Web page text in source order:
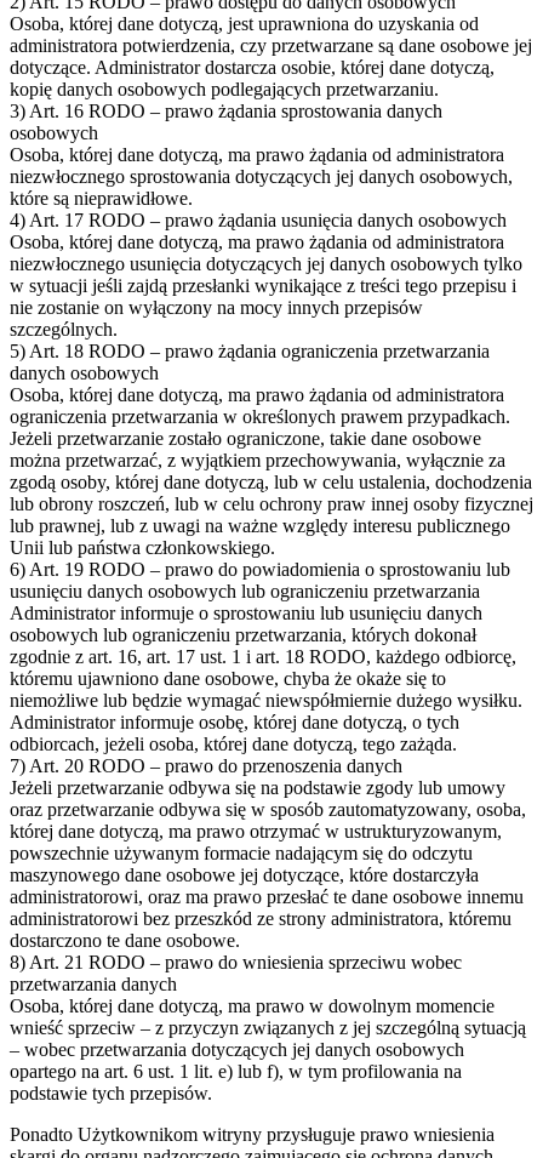
Osoba, której dane dotyczą, jest uprawniona do uzyskania od
administratora potwierdzenia, czy przetwarzane są dane osobowe jej
dotyczące. Administrator dostarcza osobie, której dane dotyczą,
kopię danych osobowych podlegających przetwarzaniu.
3) Art. 16 RODO – prawo żądania sprostowania danych
osobowych
Osoba, której dane dotyczą, ma prawo żądania od administratora
niezwłocznego sprostowania dotyczących jej danych osobowych,
które są nieprawidłowe.
4) Art. 17 RODO – prawo żądania usunięcia danych osobowych
Osoba, której dane dotyczą, ma prawo żądania od administratora
niezwłocznego usunięcia dotyczących jej danych osobowych tylko
w sytuacji jeśli zajdą przesłanki wynikające z treści tego przepisu i
nie zostanie on wyłączony na mocy innych przepisów
szczególnych.
5) Art. 18 RODO – prawo żądania ograniczenia przetwarzania
danych osobowych
Osoba, której dane dotyczą, ma prawo żądania od administratora
ograniczenia przetwarzania w określonych prawem przypadkach.
Jeżeli przetwarzanie zostało ograniczone, takie dane osobowe
można przetwarzać, z wyjątkiem przechowywania, wyłącznie za
zgodą osoby, której dane dotyczą, lub w celu ustalenia, dochodzenia
lub obrony roszczeń, lub w celu ochrony praw innej osoby fizycznej
lub prawnej, lub z uwagi na ważne względy interesu publicznego
Unii lub państwa członkowskiego.
6) Art. 19 RODO – prawo do powiadomienia o sprostowaniu lub
usunięciu danych osobowych lub ograniczeniu przetwarzania
Administrator informuje o sprostowaniu lub usunięciu danych
osobowych lub ograniczeniu przetwarzania, których dokonał
zgodnie z art. 16, art. 17 ust. 1 i art. 18 RODO, każdego odbiorcę,
któremu ujawniono dane osobowe, chyba że okaże się to
niemożliwe lub będzie wymagać niewspółmiernie dużego wysiłku.
Administrator informuje osobę, której dane dotyczą, o tych
odbiorcach, jeżeli osoba, której dane dotyczą, tego zażąda.
7) Art. 20 RODO – prawo do przenoszenia danych
Jeżeli przetwarzanie odbywa się na podstawie zgody lub umowy
oraz przetwarzanie odbywa się w sposób zautomatyzowany, osoba,
której dane dotyczą, ma prawo otrzymać w ustrukturyzowanym,
powszechnie używanym formacie nadającym się do odczytu
maszynowego dane osobowe jej dotyczące, które dostarczyła
administratorowi, oraz ma prawo przesłać te dane osobowe innemu
administratorowi bez przeszkód ze strony administratora, któremu
dostarczono te dane osobowe.
8) Art. 21 RODO – prawo do wniesienia sprzeciwu wobec
przetwarzania danych
Osoba, której dane dotyczą, ma prawo w dowolnym momencie
wnieść sprzeciw – z przyczyn związanych z jej szczególną sytuacją
– wobec przetwarzania dotyczących jej danych osobowych
opartego na art. 6 ust. 1 lit. e) lub f), w tym profilowania na
podstawie tych przepisów.
Ponadto Użytkownikom witryny przysługuje prawo wniesienia